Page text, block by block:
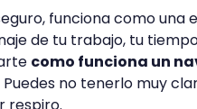
funciona como
de tu trabajo, tu
como funciona un
no tenerlo muy